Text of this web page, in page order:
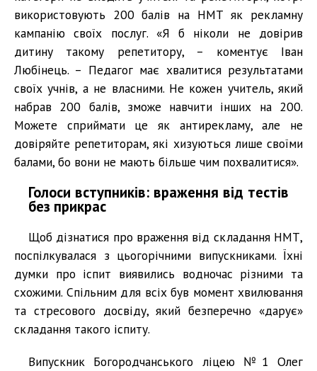
використовують 200 балів на НМТ як рекламну
кампанію своїх послуг. «Я б ніколи не довірив
дитину такому репетитору, – коментує Іван
Любінець. – Педагог має хвалитися результатами
своїх учнів, а не власними. Не кожен учитель, який
набрав 200 балів, зможе навчити інших на 200.
Можете сприймати це як антирекламу, але не
довіряйте репетиторам, які хизуються лише своїми
балами, бо вони не мають більше чим похвалитися».
Голоси вступників: враження від тестів
без прикрас
Щоб дізнатися про враження від складання НМТ,
поспілкувалася з цьогорічними випускниками. Їхні
думки про іспит виявились водночас різними та
схожими. Спільним для всіх був момент хвилювання
та стресового досвіду, який безперечно «дарує»
складання такого іспиту.
Випускник Богородчанського ліцею №1 Олег